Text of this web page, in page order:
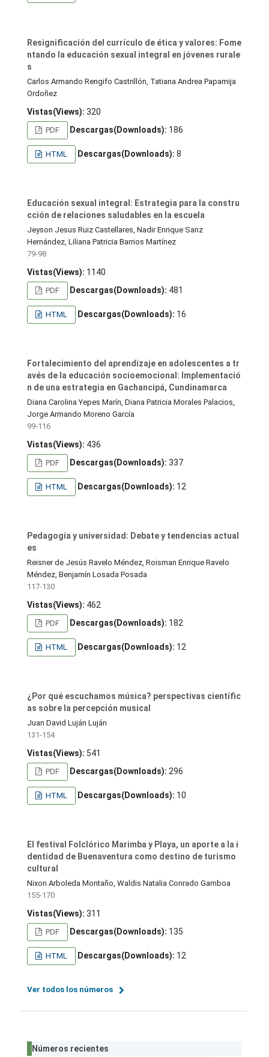
Resignificación del currículo de ética y valores: Fome
ntando la educación sexual integral en jóvenes rurale
s
Carlos Armando Rengifo Castrillón, Tatiana Andrea Papamija
Ordoñez
Vistas(Views): 320
PDF Descargas(Downloads): 186
HTML Descargas(Downloads): 8
Educación sexual integral: Estrategia para la constru
cción de relaciones saludables en la escuela
Jeyson Jesus Ruiz Castellares, Nadir Enrique Sanz
Hernández, Liliana Patricia Barrios Martínez
79-98
Vistas(Views): 1140
PDF Descargas(Downloads): 481
HTML Descargas(Downloads): 16
Fortalecimiento del aprendizaje en adolescentes a tr
avés de la educación socioemocional: Implementació
n de una estrategia en Gachancipá, Cundinamarca
Diana Carolina Yepes Marín, Diana Patricia Morales Palacios,
Jorge Armando Moreno García
99-116
Vistas(Views): 436
PDF Descargas(Downloads): 337
HTML Descargas(Downloads): 12
Pedagogía y universidad: Debate y tendencias actual
es
Reisner de Jesús Ravelo Méndez, Roisman Enrique Ravelo
Méndez, Benjamín Losada Posada
117-130
Vistas(Views): 462
PDF Descargas(Downloads): 182
HTML Descargas(Downloads): 12
¿Por qué escuchamos música? perspectivas científic
as sobre la percepción musical
Juan David Luján Luján
131-154
Vistas(Views): 541
PDF Descargas(Downloads): 296
HTML Descargas(Downloads): 10
El festival Folclórico Marimba y Playa, un aporte a la i
dentidad de Buenaventura como destino de turismo
cultural
Nixon Arboleda Montaño, Waldis Natalia Conrado Gamboa
155-170
Vistas(Views): 311
PDF Descargas(Downloads): 135
HTML Descargas(Downloads): 12
Ver todos los números
Números recientes